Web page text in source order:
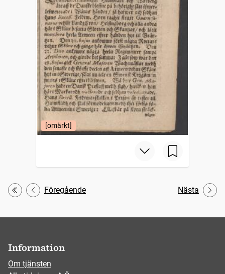
[omärkt]
Första
Föregående Nästa
Information
Om tjänsten